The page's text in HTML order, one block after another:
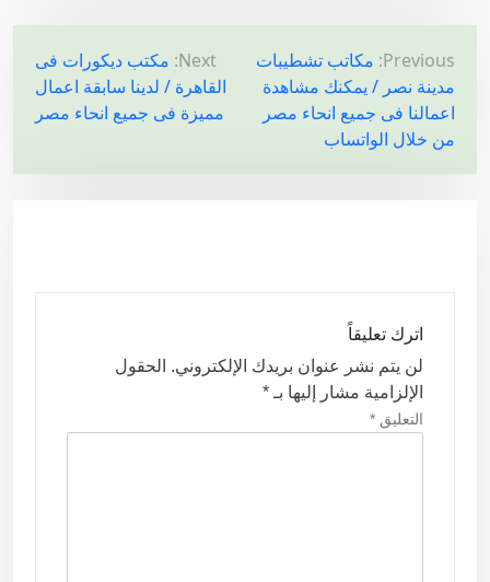
ت
ص
فّ
ح
Previous: مكاتب تشطيبات
مدينة نصر / يمكنك مشاهدة
اعمالنا فى جميع انحاء مصر
من خلال الواتساب
Next: مكتب ديكورات فى
القاهرة / لدينا سابقة اعمال
مميزة فى جميع انحاء مصر
اترك تعليقاً
لن يتم نشر عنوان بريدك الإلكتروني. الحقول
الإلزامية مشار إليها بـ *
التعليق *